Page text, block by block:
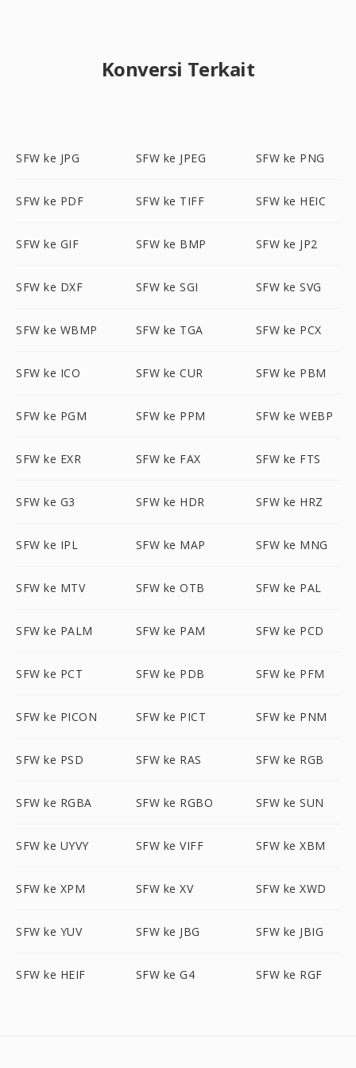
Konversi Terkait
SFW ke JPG SFW ke JPEG SFW ke PNG
SFW ke PDF SFW ke TIFF SFW ke HEIC
SFW ke GIF SFW ke BMP SFW ke JP2
SFW ke DXF SFW ke SGI SFW ke SVG
SFW ke WBMP SFW ke TGA SFW ke PCX
SFW ke ICO SFW ke CUR SFW ke PBM
SFW ke PGM SFW ke PPM SFW ke WEBP
SFW ke EXR SFW ke FAX SFW ke FTS
SFW ke G3 SFW ke HDR SFW ke HRZ
SFW ke IPL SFW ke MAP SFW ke MNG
SFW ke MTV SFW ke OTB SFW ke PAL
SFW ke PALM SFW ke PAM SFW ke PCD
SFW ke PCT SFW ke PDB SFW ke PFM
SFW ke PICON SFW ke PICT SFW ke PNM
SFW ke PSD SFW ke RAS SFW ke RGB
SFW ke RGBA SFW ke RGBO SFW ke SUN
SFW ke UYVY SFW ke VIFF SFW ke XBM
SFW ke XPM SFW ke XV SFW ke XWD
SFW ke YUV SFW ke JBG SFW ke JBIG
SFW ke HEIF SFW ke G4 SFW ke RGF